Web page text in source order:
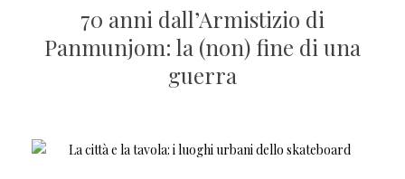
70 anni dall’Armistizio di
Panmunjom: la (non) fine di una
guerra